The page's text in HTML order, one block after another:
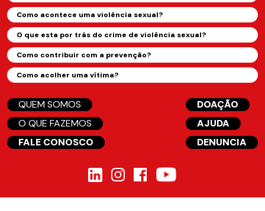
Como acontece uma violência sexual?
O que esta por trás do crime de violência sexual?
Como contribuir com a prevenção?
Como acolher uma vítima?
QUEM SOMOS
O QUE FAZEMOS
FALE CONOSCO
DOAÇÃO
AJUDA
DENUNCIA